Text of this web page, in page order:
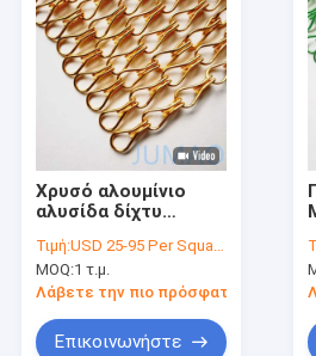
Χρυσό αλουμίνιο
αλυσίδα δίχτυ
σύνδεση πόρτα Fly
κουρτίνα
Τιμή:USD 25-95 Per Square Meter
MOQ:1 τ.μ.
Λάβετε την πιο πρόσφατη τιμή
Επικοινωνήστε